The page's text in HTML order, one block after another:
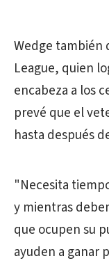
Wedge también
League, quien
encabeza a los
prevé que el
hasta después
"Necesita
y mientras
que ocupen su
ayuden a ganar